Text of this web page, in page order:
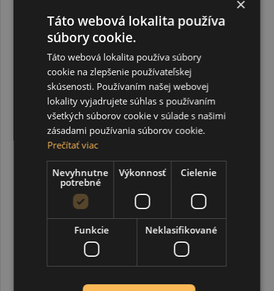
DOPREDAJ
×
Táto webová lokalita používa
súbory cookie.
Táto webová lokalita používa súbory
cookie na zlepšenie používateľskej
skúsenosti. Používaním našej webovej
lokality vyjadrujete súhlas s používaním
všetkých súborov cookie v súlade s našimi
zásadami používania súborov cookie.
Prečítať viac
Nevyhnutne
potrebné
Výkonnosť Cielenie
Funkcie Neklasifikované